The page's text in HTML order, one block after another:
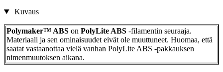
Kuvaus
Polymaker™ ABS on PolyLite ABS -filamentin seuraaja.
Materiaali ja sen ominaisuudet eivät ole muuttuneet. Huomaa, että
saatat vastaanottaa vielä vanhan PolyLite ABS -pakkauksen
nimenmuutoksen aikana.